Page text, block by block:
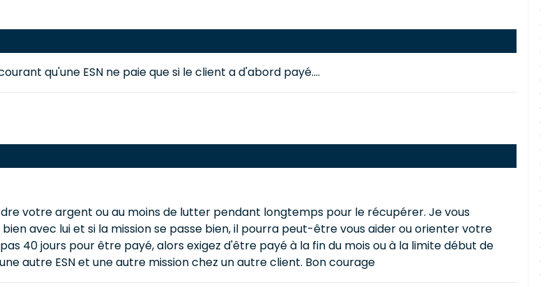
qu'une ESN ne paie que si le client a d'abord payé....
votre argent ou au moins de lutter pendant longtemps pour le récupérer. Je vous
avec lui et si la mission se passe bien, il pourra peut-être vous aider ou orienter votre
40 jours pour être payé, alors exigez d'être payé à la fin du mois ou à la limite début de
autre ESN et une autre mission chez un autre client. Bon courage